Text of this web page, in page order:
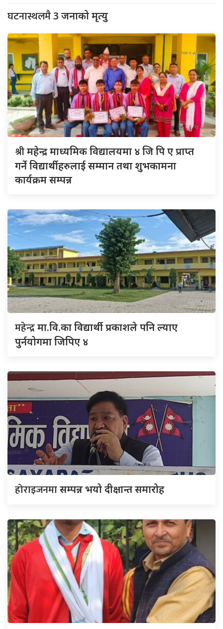
घटनास्थलमै3 जनाको मृत्यु
श्रीमहेन्द्र माध्यमिक विद्यालयमा ४ जि पि ए प्राप्त
गर्ने विद्यार्थीहरुलाई सम्मान तथा शुभकामना
कार्यक्रम सम्पन्न
महेन्द्रमा.वि.का विद्यार्थी प्रकाशले पनि ल्याए
पुर्नयोगमा जिपिए ४
होराइजनमासम्पन्न भयो दीक्षान्त समारोह